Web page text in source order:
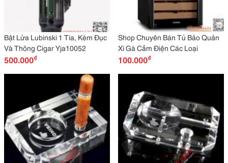
Bật Lửa Lubinski 1 Tia, Kèm Đục
Và Thông Cigar Yja10052
500.000₫
Shop Chuyên Bán Tủ Bảo Quản
Xì Gà Cắm Điện Các Loại
100.000₫